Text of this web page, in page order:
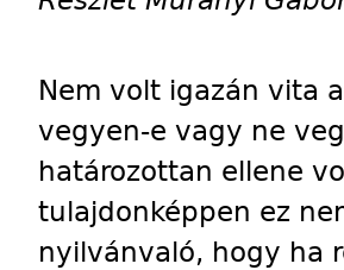
Nem volt igazán vita
vegyen-e vagy ne
határozottan ellene
tulajdonképpen ez
nyilvánvaló, hogy ha